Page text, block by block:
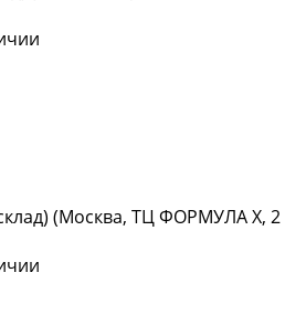
(Москва, ТЦ ФОРМУЛА Х, 2